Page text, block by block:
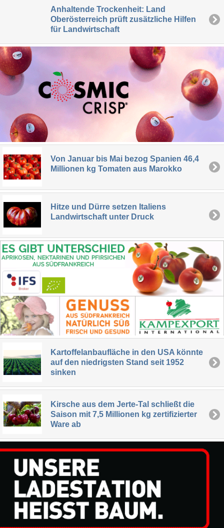
Anhaltende Trockenheit: Land
Oberösterreich prüft zusätzliche Hilfen
für Landwirtschaft
Von Januar bis Mai bezog Spanien 46,4
Millionen kg Tomaten aus Marokko
Hitze und Dürre setzen Italiens
Landwirtschaft unter Druck
Kartoffelanbaufläche in den USA könnte
auf den niedrigsten Stand seit 1952
sinken
Kirsche aus dem Jerte-Tal schließt die
Saison mit 7,5 Millionen kg zertifizierter
Ware ab